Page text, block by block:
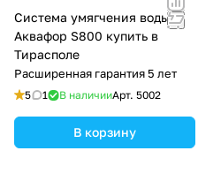
Система умягчения воды
Аквафор S800 купить в
Тирасполе
Расширенная гарантия 5 лет
5 1 В наличииАрт. 5002
В корзину